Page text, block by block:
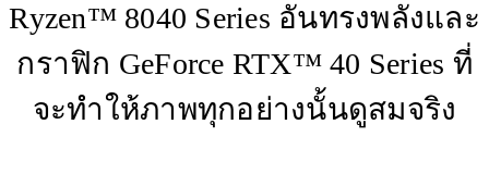
Ryzen™ 8040 Series อันทรงพลังและ
กราฟิก GeForce RTX™ 40 Series ที่
จะทำให้ภาพทุกอย่างนั้นดูสมจริง